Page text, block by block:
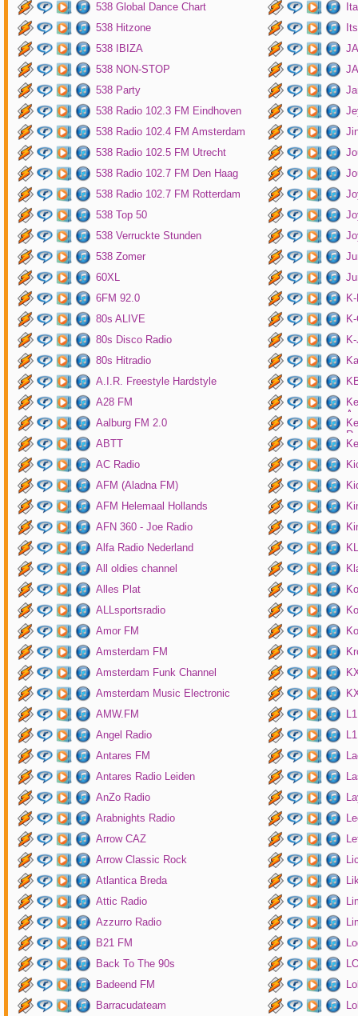
538 Global Dance Chart
538 Hitzone
538 IBIZA
538 NON-STOP
538 Party
538 Radio 102.3 FM Eindhoven
538 Radio 102.4 FM Amsterdam
538 Radio 102.5 FM Utrecht
538 Radio 102.7 FM Den Haag
538 Radio 102.7 FM Rotterdam
538 Top 50
538 Verruckte Stunden
538 Zomer
60XL
6FM 92.0
80s ALIVE
80s Disco Radio
80s Hitradio
A.I.R. Freestyle Hardstyle
A28 FM
Aalburg FM 2.0
ABTT
AC Radio
AFM (Aladna FM)
AFM Helemaal Hollands
AFN 360 - Joe Radio
Alfa Radio Nederland
All oldies channel
Alles Plat
ALLsportsradio
Amor FM
Amsterdam FM
Amsterdam Funk Channel
Amsterdam Music Electronic
AMW.FM
Angel Radio
Antares FM
Antares Radio Leiden
AnZo Radio
Arabnights Radio
Arrow CAZ
Arrow Classic Rock
Atlantica Breda
Attic Radio
Azzurro Radio
B21 FM
Back To The 90s
Badeend FM
Barracudateam